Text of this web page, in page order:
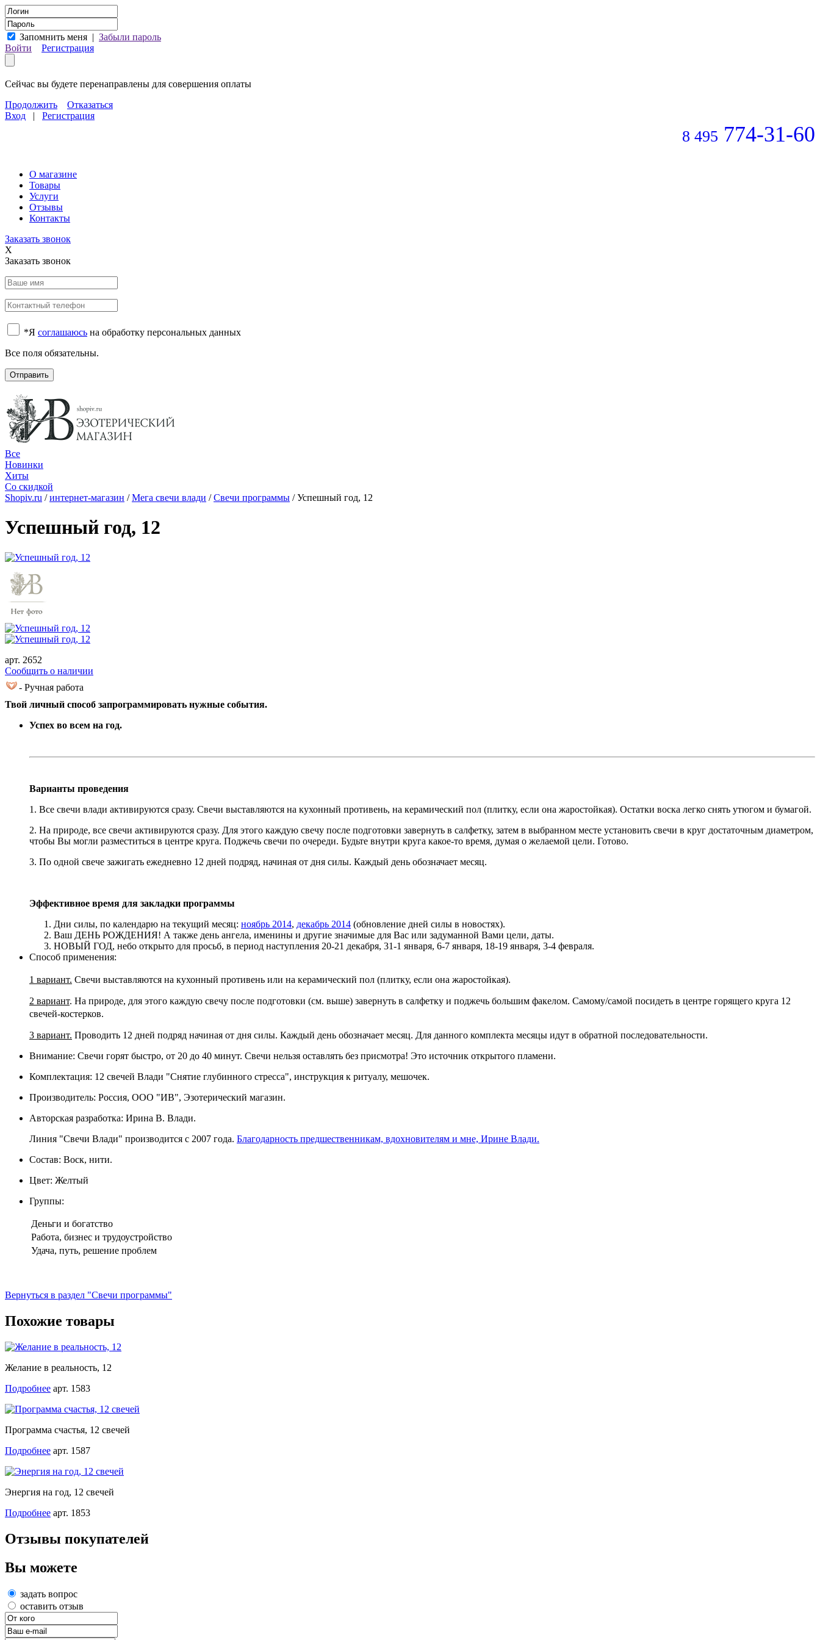
Запомнить меня | Забыли пароль
Войти
Регистрация
Сейчас вы будете перенаправлены для совершения оплаты
Продолжить
Отказаться
Вход | Регистрация
8 495 774-31-60
О магазине
Товары
Услуги
Отзывы
Контакты
Заказать звонок
X
Заказать звонок
*Я соглашаюсь на обработку персональных данных
Все поля обязательны.
Отправить
Все
Новинки
Хиты
Со скидкой
Shopiv.ru /интернет-магазин /Мега свечи влади /Свечи программы /Успешный год, 12
Успешный год, 12
арт. 2652
Cообщить о наличии
- Ручная работа
Твой личный способ запрограммировать нужные события.
Успех во всем на год.
Варианты проведения
1. Все свечи влади активируются сразу. Свечи выставляются на кухонный противень, на керамический пол (плитку, если она жаростойкая). Остатки воска легко снять утюгом и бумагой.
2. На природе, все свечи активируются сразу. Для этого каждую свечу после подготовки завернуть в салфетку, затем в выбранном месте установить свечи в круг достаточным диаметром,
чтобы Вы могли разместиться в центре круга. Поджечь свечи по очереди. Будьте внутри круга какое-то время, думая о желаемой цели. Готово.
3. По одной свече зажигать ежедневно 12 дней подряд, начиная от дня силы. Каждый день обозначает месяц.
Эффективное время для закладки программы
Дни силы, по календарю на текущий месяц: ноябрь 2014, декабрь 2014 (обновление дней силы в новостях).
Ваш ДЕНЬ РОЖДЕНИЯ! А также день ангела, именины и другие значимые для Вас или задуманной Вами цели, даты.
НОВЫЙ ГОД, небо открыто для просьб, в период наступления 20-21 декабря, 31-1 января, 6-7 января, 18-19 января, 3-4 февраля.
Способ применения:
1 вариант. Свечи выставляются на кухонный противень или на керамический пол (плитку, если она жаростойкая).
2 вариант. На природе, для этого каждую свечу после подготовки (см. выше) завернуть в салфетку и поджечь большим факелом. Самому/самой посидеть в центре горящего круга 12
свечей-костерков.
3 вариант. Проводить 12 дней подряд начиная от дня силы. Каждый день обозначает месяц. Для данного комплекта месяцы идут в обратной последовательности.
Внимание: Свечи горят быстро, от 20 до 40 минут. Свечи нельзя оставлять без присмотра! Это источник открытого пламени.
Комплектация: 12 свечей Влади "Снятие глубинного стресса", инструкция к ритуалу, мешочек.
Производитель: Россия, ООО "ИВ", Эзотерический магазин.
Авторская разработка: Ирина В. Влади.
Линия "Свечи Влади" производится с 2007 года. Благодарность предшественникам, вдохновителям и мне, Ирине Влади.
Состав: Воск, нити.
Цвет: Желтый
Группы:
Деньги и богатство
Работа, бизнес и трудоустройство
Удача, путь, решение проблем
Вернуться в раздел "Свечи программы"
Похожие товары
Желание в реальность, 12
Подробнее арт. 1583
Программа счастья, 12 свечей
Подробнее арт. 1587
Энергия на год, 12 свечей
Подробнее арт. 1853
Отзывы покупателей
Вы можете
задать вопрос
оставить отзыв